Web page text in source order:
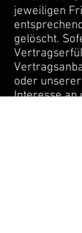
jeweiligen
gelöscht.
oder
Interesse an